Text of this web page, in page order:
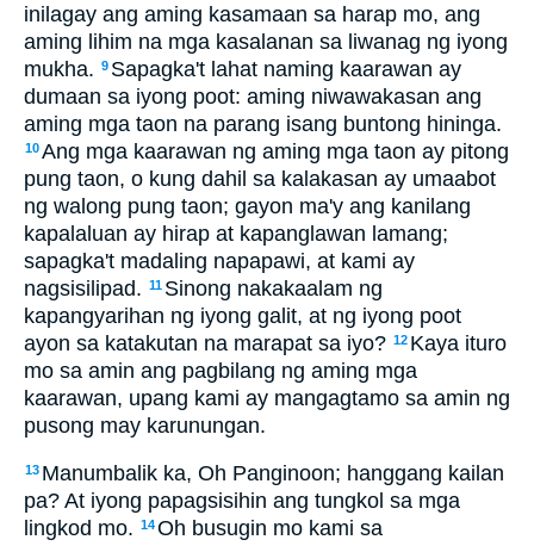
inilagay ang aming kasamaan sa harap mo, ang
aming lihim na mga kasalanan sa liwanag ng iyong
mukha. 9 Sapagka't lahat naming kaarawan ay
dumaan sa iyong poot: aming niwawakasan ang
aming mga taon na parang isang buntong hininga.
10Ang mga kaarawan ng aming mga taon ay pitong
pung taon, o kung dahil sa kalakasan ay umaabot
ng walong pung taon; gayon ma'y ang kanilang
kapalaluan ay hirap at kapanglawan lamang;
sapagka't madaling napapawi, at kami ay
nagsisilipad. 11 Sinong nakakaalam ng
kapangyarihan ng iyong galit, at ng iyong poot
ayon sa katakutan na marapat sa iyo? 12 Kaya ituro
mo sa amin ang pagbilang ng aming mga
kaarawan, upang kami ay mangagtamo sa amin ng
pusong may karunungan.
13 Manumbalik ka, Oh Panginoon; hanggang kailan
pa? At iyong papagsisihin ang tungkol sa mga
lingkod mo. 14Oh busugin mo kami sa